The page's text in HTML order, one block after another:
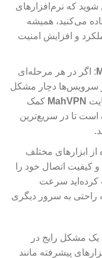
که نرم‌افزارهای
می‌کنید، همیشه
و افزایش امنیت
: اگر در هر مرحله‌ای
سرویس‌ها دچار مشکل
MahVPN کمک
است تا در سریع‌ترین
از ابزارهای مختلف
کیفیت اتصال خود را
کرده‌اید سرعت
راحتی به سرور دیگری
یک مشکل رایج در
پیشرفته مانند